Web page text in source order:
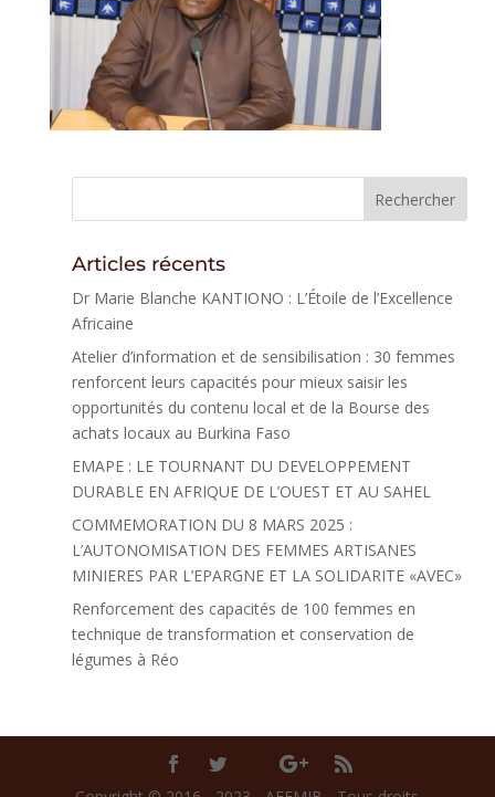
Articles récents
Dr Marie Blanche KANTIONO : L’Étoile de l’Excellence
Africaine
Atelier d’information et de sensibilisation : 30 femmes
renforcent leurs capacités pour mieux saisir les
opportunités du contenu local et de la Bourse des
achats locaux au Burkina Faso
EMAPE : LE TOURNANT DU DEVELOPPEMENT
DURABLE EN AFRIQUE DE L’OUEST ET AU SAHEL
COMMEMORATION DU 8 MARS 2025 :
L’AUTONOMISATION DES FEMMES ARTISANES
MINIERES PAR L’EPARGNE ET LA SOLIDARITE «AVEC»
Renforcement des capacités de 100 femmes en
technique de transformation et conservation de
légumes à Réo